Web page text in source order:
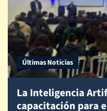
Últimas Noticias
La Inteligencia
capacitación para